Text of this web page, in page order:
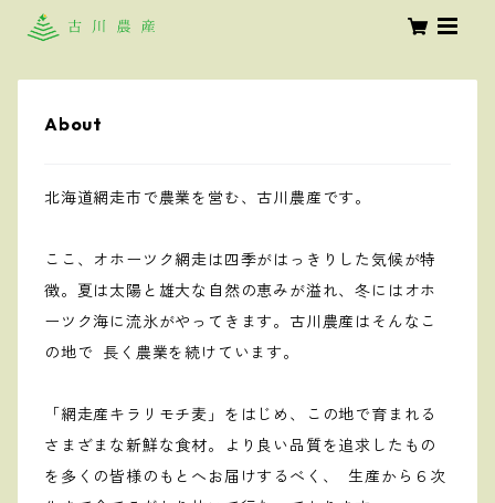
About
北海道網走市で農業を営む、古川農産です。
ここ、オホーツク網走は四季がはっきりした気候が特
徴。夏は太陽と雄大な自然の恵みが溢れ、冬にはオホ
ーツク海に流氷がやってきます。古川農産はそんなこ
の地で 長く農業を続けています。
「網走産キラリモチ麦」をはじめ、この地で育まれる
さまざまな新鮮な食材。より良い品質を追求したもの
を多くの皆様のもとへお届けするべく、 生産から６次